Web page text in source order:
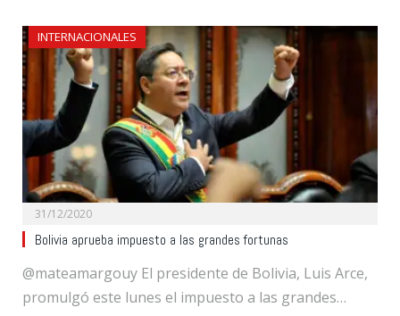
INTERNACIONALES
31/12/2020
Bolivia aprueba impuesto a las grandes fortunas
@mateamargouy El presidente de Bolivia, Luis Arce,
promulgó este lunes el impuesto a las grandes…